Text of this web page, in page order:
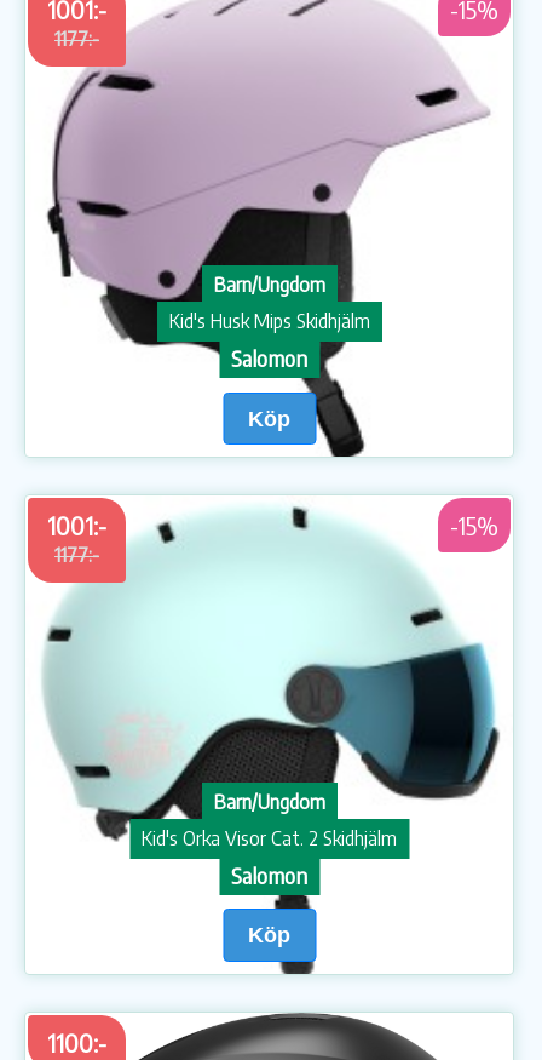
1001:-
1177:-
-15%
Barn/Ungdom
Kid's Husk Mips Skidhjälm
Salomon
Köp
1001:-
1177:-
-15%
Barn/Ungdom
Kid's Orka Visor Cat. 2 Skidhjälm
Salomon
Köp
1100:-